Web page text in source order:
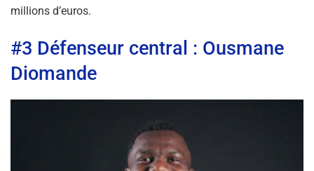
millions d’euros.
#3 Défenseur central : Ousmane
Diomande